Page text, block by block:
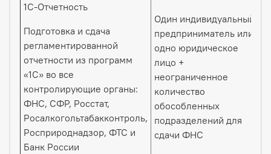
1С-Отчетность
Подготовка и сдача
регламентированной
отчетности из программ
«1С» во все
контролирующие органы:
ФНС, СФР, Росстат,
Росалкогольтабакконтроль,
Росприроднадзор, ФТС и
Банк России
Один индивидуальный
предприниматель или
одно юридическое
лицо +
неограниченное
количество
обособленных
подразделений для
сдачи ФНС